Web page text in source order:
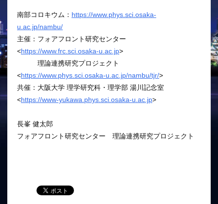
南部コロキウム： https://www.phys.sci.osaka-
u.ac.jp/nambu/
主催：フォアフロント研究センター
<https://www.frc.sci.osaka-u.ac.jp>
理論連携研究プロジェクト
<https://www.phys.sci.osaka-u.ac.jp/nambu/tjr/>
共催：大阪大学 理学研究科・理学部 湯川記念室
<https://www-yukawa.phys.sci.osaka-u.ac.jp>
長峯 健太郎
フォアフロント研究センター 理論連携研究プロジェクト